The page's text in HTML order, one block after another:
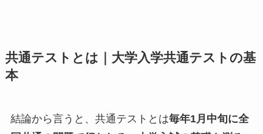
共通テストとは｜大学入学共通テストの基
本
結論から言うと、共通テストとは毎年1月中旬に全